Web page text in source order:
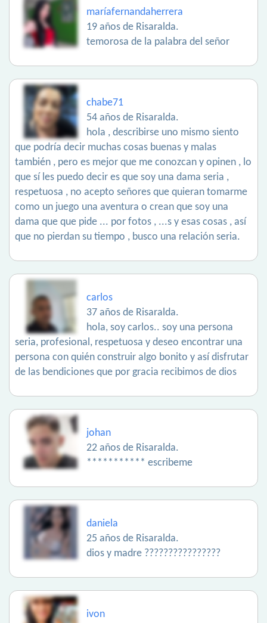
maríafernandaherrera
19 años de Risaralda.
temorosa de la palabra del señor
chabe71
54 años de Risaralda.
hola , describirse uno mismo siento
que podría decir muchas cosas buenas y malas
también , pero es mejor que me conozcan y opinen , lo
que sí les puedo decir es que soy una dama seria ,
respetuosa , no acepto señores que quieran tomarme
como un juego una aventura o crean que soy una
dama que que pide ... por fotos , ...s y esas cosas , así
que no pierdan su tiempo , busco una relación seria.
carlos
37 años de Risaralda.
hola, soy carlos.. soy una persona
seria, profesional, respetuosa y deseo encontrar una
persona con quién construir algo bonito y así disfrutar
de las bendiciones que por gracia recibimos de dios
johan
22 años de Risaralda.
*********** escribeme
daniela
25 años de Risaralda.
dios y madre ????????????????
ivon